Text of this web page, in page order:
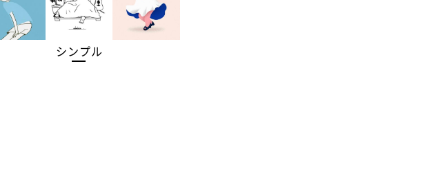
シンプル